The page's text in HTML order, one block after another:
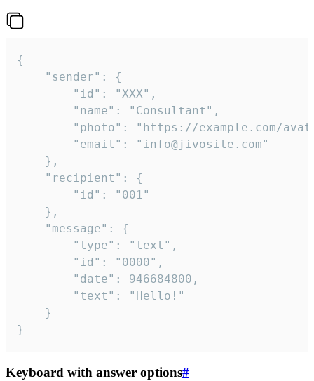
{
}
Keyboard with answer options#